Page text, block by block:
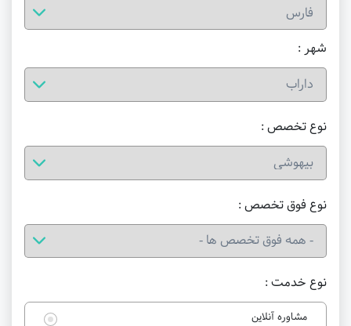
شهر :
نوع خدمت :
مشاوره آنلاین
نوع تخصص :
نوع فوق تخصص :